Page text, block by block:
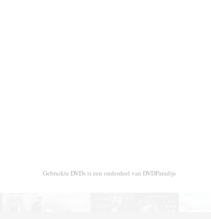
Gebruikte DVDs is een onderdeel van DVDParadijs